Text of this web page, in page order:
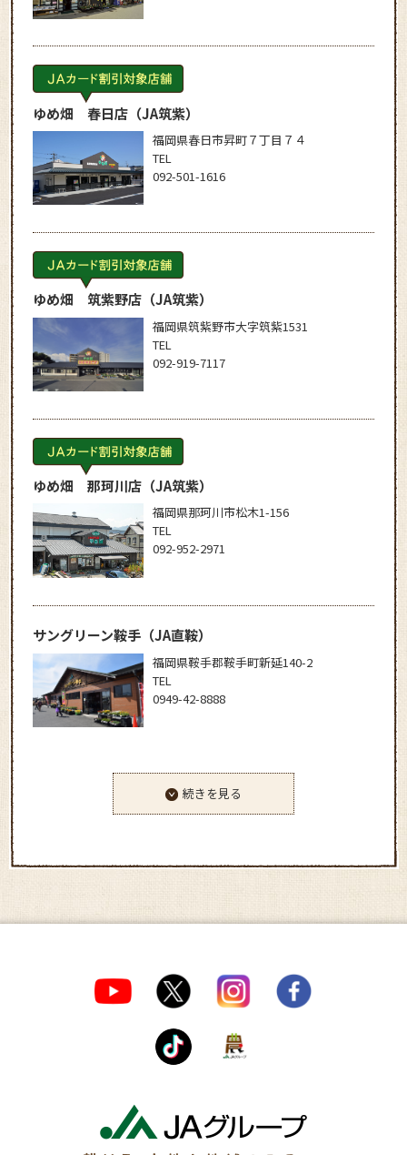
ゆめ畑 春日店（JA筑紫）
福岡県春日市昇町７丁目７４
TEL
092-501-1616
ゆめ畑 筑紫野店（JA筑紫）
福岡県筑紫野市大字筑紫1531
TEL
092-919-7117
ゆめ畑 那珂川店（JA筑紫）
福岡県那珂川市松木1-156
TEL
092-952-2971
サングリーン鞍手（JA直鞍）
福岡県鞍手郡鞍手町新延140-2
TEL
0949-42-8888
続きを見る